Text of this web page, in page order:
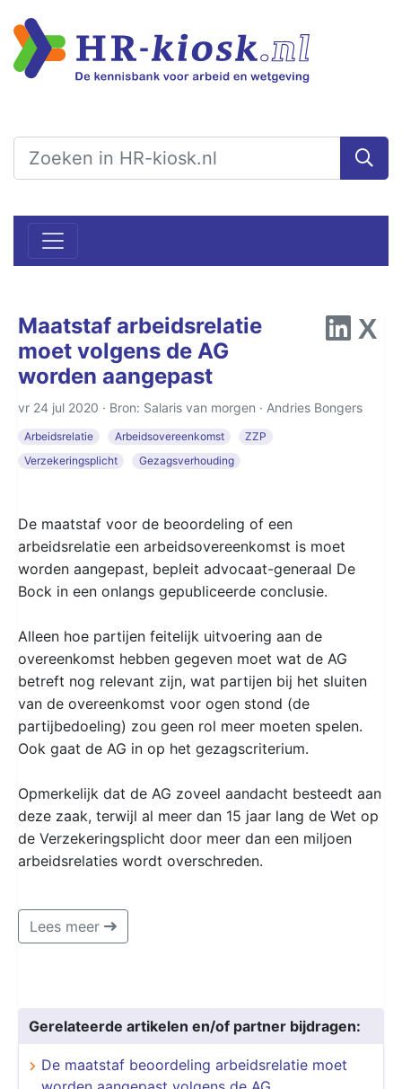
Maatstaf arbeidsrelatie
moet volgens de AG
worden aangepast
vr 24 jul 2020 · Bron: Salaris van morgen · Andries Bongers
Arbeidsrelatie Arbeidsovereenkomst
ZZP
Verzekeringsplicht
Gezagsverhouding
De maatstaf voor de beoordeling of een
arbeidsrelatie een arbeidsovereenkomst is moet
worden aangepast, bepleit advocaat-generaal De
Bock in een onlangs gepubliceerde conclusie.
Alleen hoe partijen feitelijk uitvoering aan de
overeenkomst hebben gegeven moet wat de AG
betreft nog relevant zijn, wat partijen bij het sluiten
van de overeenkomst voor ogen stond (de
partijbedoeling) zou geen rol meer moeten spelen.
Ook gaat de AG in op het gezagscriterium.
Opmerkelijk dat de AG zoveel aandacht besteedt aan
deze zaak, terwijl al meer dan 15 jaar lang de Wet op
de Verzekeringsplicht door meer dan een miljoen
arbeidsrelaties wordt overschreden.
Lees meer
Gerelateerde artikelen en/of partner bijdragen:
De maatstaf beoordeling arbeidsrelatie moet